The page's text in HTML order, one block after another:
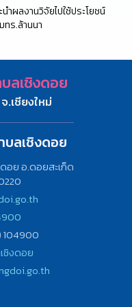
ำผลงานวิจัยไปใช้ประโยชน์
ร.ล้านนา
ลเชิงดอย
.เชียงใหม่
ลเชิงดอย
ดอย อ.ดอยสะเก็ด
104900
ชิงดอย